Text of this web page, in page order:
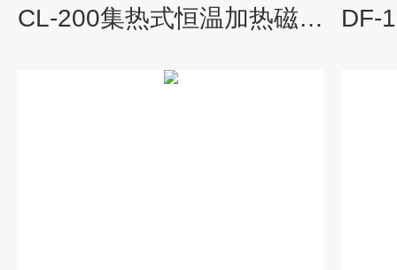
CL-200集热式恒温加热磁力搅拌器